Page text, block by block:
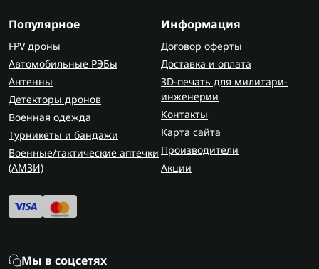
Популярное
FPV дроны
Автомобильные РЭБы
Антенны
Детекторы дронов
Военная одежда
Турникеты и бандажи
Военные/тактические аптечки
(AMЗИ)
Информация
Договор оферты
Доставка и оплата
3D-печать для милитари-
инженерии
Контакты
Карта сайта
Производители
Акции
Мы в соцсетях